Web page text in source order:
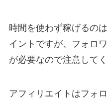
時間を使わず稼げるの
イントですが、フォロ
が必要なので注意してく
アフィリエイトはフォ